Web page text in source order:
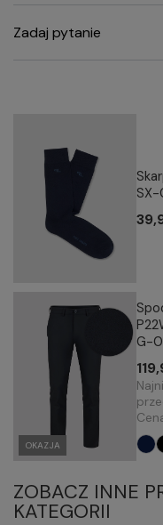
Zadaj pytanie
OKAZJA
G-0
ZOBACZ INNE
KATEGORII